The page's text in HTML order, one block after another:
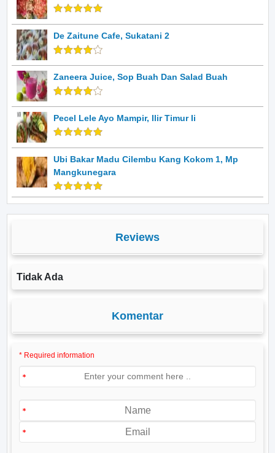
De Zaitune Cafe, Sukatani 2
Zaneera Juice, Sop Buah Dan Salad Buah
Pecel Lele Ayo Mampir, Ilir Timur Ii
Ubi Bakar Madu Cilembu Kang Kokom 1, Mp
Mangkunegara
Reviews
Tidak Ada
Komentar
* Required information